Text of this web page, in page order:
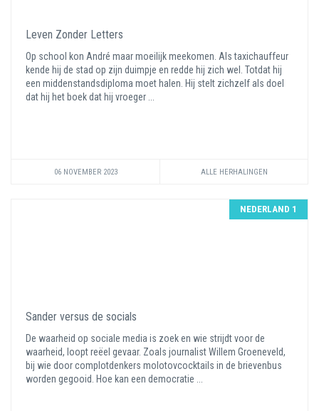
Leven Zonder Letters
Op school kon André maar moeilijk meekomen. Als taxichauffeur
kende hij de stad op zijn duimpje en redde hij zich wel. Totdat hij
een middenstandsdiploma moet halen. Hij stelt zichzelf als doel
dat hij het boek dat hij vroeger ...
06 NOVEMBER 2023 ALLE HERHALINGEN
NEDERLAND 1
Sander versus de socials
De waarheid op sociale media is zoek en wie strijdt voor de
waarheid, loopt reëel gevaar. Zoals journalist Willem Groeneveld,
bij wie door complotdenkers molotovcocktails in de brievenbus
worden gegooid. Hoe kan een democratie ...